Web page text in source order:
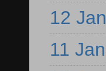
12 Jan
11 Jan